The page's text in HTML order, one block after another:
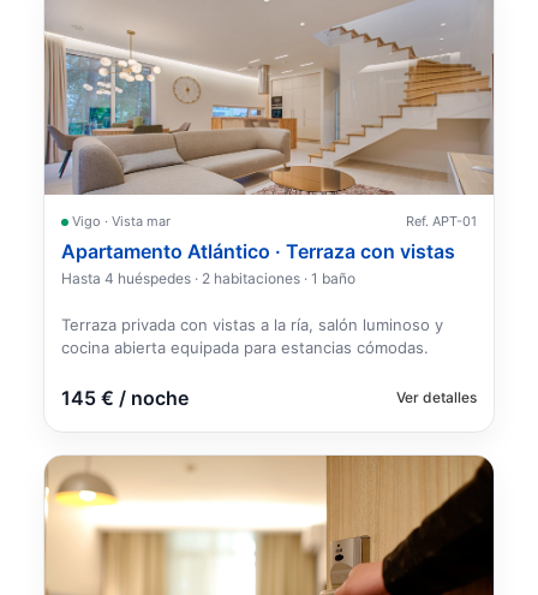
Vigo · Vista mar Ref. APT-01
Apartamento Atlántico · Terraza con vistas
Hasta 4 huéspedes · 2 habitaciones · 1 baño
Terraza privada con vistas a la ría, salón luminoso y
cocina abierta equipada para estancias cómodas.
145 € / noche Ver detalles